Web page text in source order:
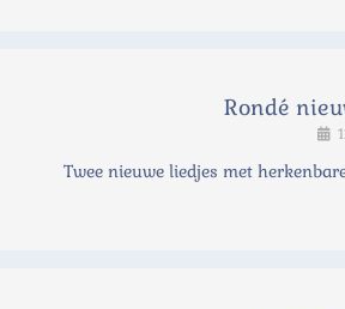
Rondé
Twee nieuwe liedjes met